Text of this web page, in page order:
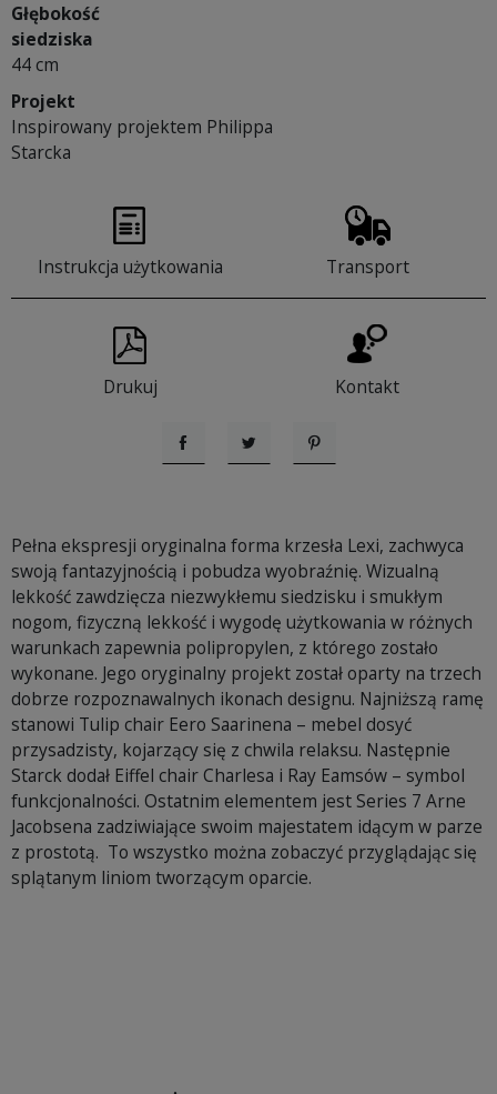
Głębokość
siedziska
44 cm
Projekt
Inspirowany projektem Philippa
Starcka
Instrukcja użytkowania Transport
Drukuj Kontakt
UdostępnijTweetujPinterest
Pełna ekspresji oryginalna forma krzesła Lexi, zachwyca
swoją fantazyjnością i pobudza wyobraźnię. Wizualną
lekkość zawdzięcza niezwykłemu siedzisku i smukłym
nogom, fizyczną lekkość i wygodę użytkowania w różnych
warunkach zapewnia polipropylen, z którego zostało
wykonane. Jego oryginalny projekt został oparty na trzech
dobrze rozpoznawalnych ikonach designu. Najniższą ramę
stanowi Tulip chair Eero Saarinena – mebel dosyć
przysadzisty, kojarzący się z chwila relaksu. Następnie
Starck dodał Eiffel chair Charlesa i Ray Eamsów – symbol
funkcjonalności. Ostatnim elementem jest Series 7 Arne
Jacobsena zadziwiające swoim majestatem idącym w parze
z prostotą. To wszystko można zobaczyć przyglądając się
splątanym liniom tworzącym oparcie.